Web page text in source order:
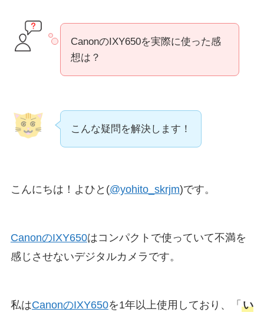
CanonのIXY650を実際に使った感
想は？
こんな疑問を解決します！
こんにちは！よひと(@yohito_skrjm)です。
CanonのIXY650はコンパクトで使っていて不満を
感じさせないデジタルカメラです。
私はCanonのIXY650を1年以上使用しており、「 い